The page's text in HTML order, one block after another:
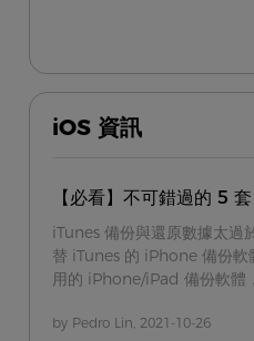
iOS 資訊
【必看】不可錯過的 5
iTunes 備份與還原數據太過
替 iTunes 的 iPhone 備份
用的 iPhone/iPad 備份軟體
的 iPhone/iPad。
by Pedro Lin, 2021-10-26